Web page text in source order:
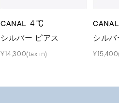
CANAL ４℃
シルバー ピアス
¥14,300(tax in)
シル